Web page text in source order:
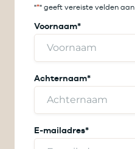
"*" geeft vereiste velden aan
Voornaam*
Achternaam*
E-mailadres*